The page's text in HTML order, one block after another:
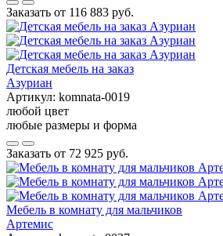
Заказать от 116 883 руб.
Детская мебель на заказ
Азуриан
Артикул: komnata-0019
любой цвет
любые размеры и форма
Заказать от 72 925 руб.
Мебель в комнату для мальчиков
Артемис